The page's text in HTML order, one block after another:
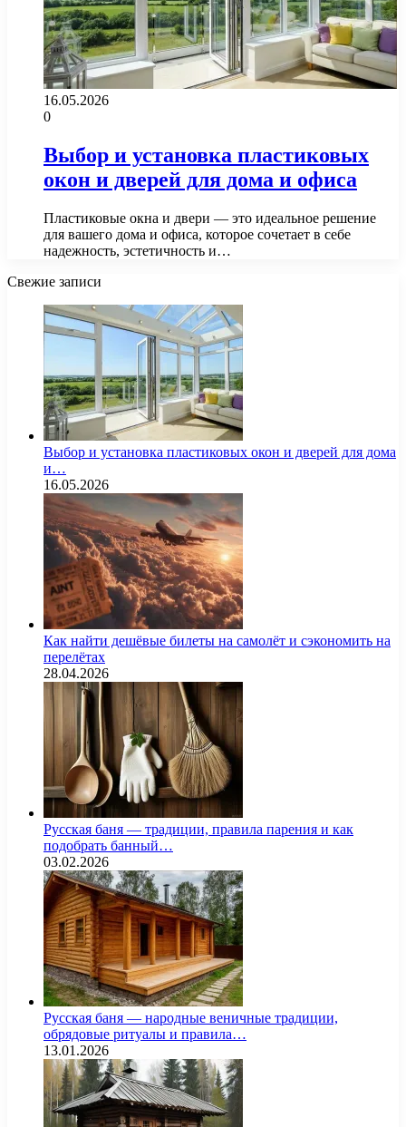
16.05.2026
0
Выбор и установка пластиковых
окон и дверей для дома и офиса
Пластиковые окна и двери — это идеальное решение
для вашего дома и офиса, которое сочетает в себе
надежность, эстетичность и…
Свежие записи
Выбор и установка пластиковых окон и дверей для дома
и…
16.05.2026
Как найти дешёвые билеты на самолёт и сэкономить на
перелётах
28.04.2026
Русская баня — традиции, правила парения и как
подобрать банный…
03.02.2026
Русская баня — народные веничные традиции,
обрядовые ритуалы и правила…
13.01.2026